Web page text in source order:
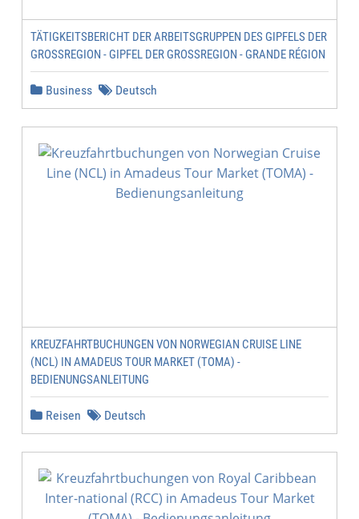
TÄTIGKEITSBERICHT DER ARBEITSGRUPPEN DES GIPFELS DER
GROSSREGION - GIPFEL DER GROSSREGION - GRANDE RÉGION
Business Deutsch
KREUZFAHRTBUCHUNGEN VON NORWEGIAN CRUISE LINE
(NCL) IN AMADEUS TOUR MARKET (TOMA) -
BEDIENUNGSANLEITUNG
Reisen Deutsch